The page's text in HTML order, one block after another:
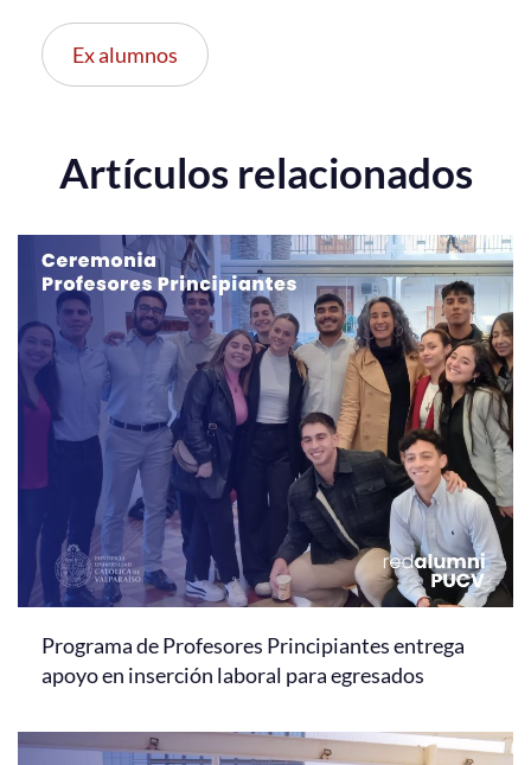
Ex alumnos
Artículos relacionados
Programa de Profesores Principiantes entrega
apoyo en inserción laboral para egresados